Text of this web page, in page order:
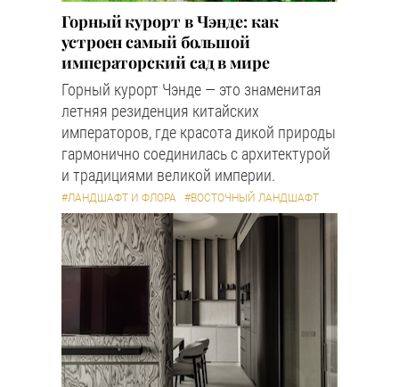
Горный курорт в Чэнде: как
устроен самый большой
императорский сад в мире
Горный курорт Чэнде — это знаменитая
летняя резиденция китайских
императоров, где красота дикой природы
гармонично соединилась с архитектурой
и традициями великой империи.
#ЛАНДШАФТ И ФЛОРА #ВОСТОЧНЫЙ ЛАНДШАФТ